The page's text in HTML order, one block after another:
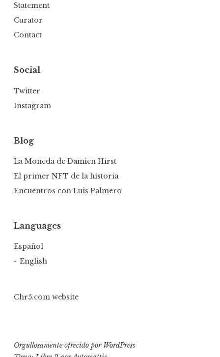
Statement
Curator
Contact
Social
Twitter
Instagram
Blog
La Moneda de Damien Hirst
El primer NFT de la historia
Encuentros con Luis Palmero
Languages
Español
English
Chr5.com website
Orgullosamente ofrecido por WordPress